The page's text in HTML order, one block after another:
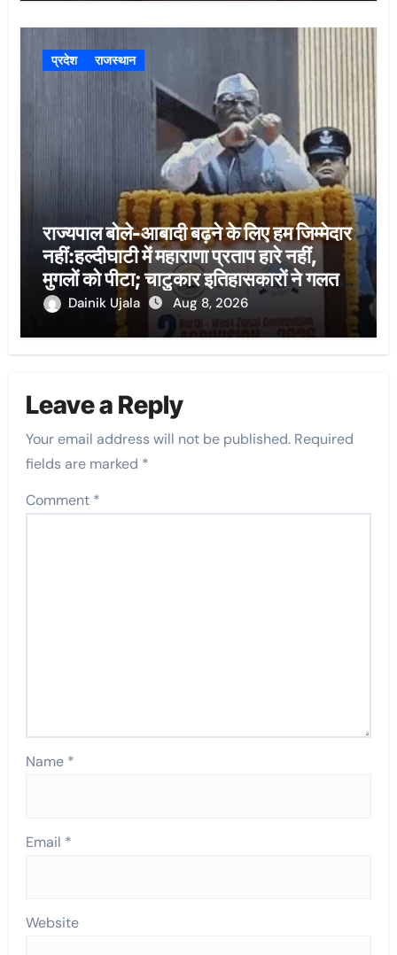
प्रदेश राजस्थान
राज्यपाल बोले-आबादी बढ़ने के लिए हम जिम्मेदार
नहीं:हल्दीघाटी में महाराणा प्रताप हारे नहीं,
मुगलों को पीटा; चाटुकार इतिहासकारों ने गलत
लिखाDainik Ujala Aug 8, 2026
Leave a Reply
Your email address will not be published. Required
fields are marked *
Comment *
Name *
Email *
Website